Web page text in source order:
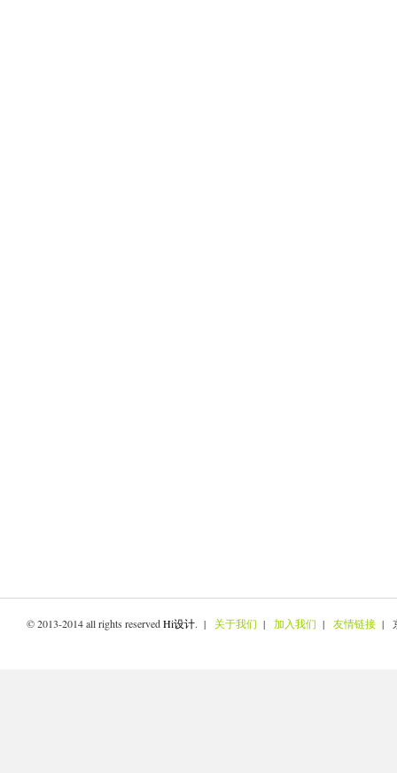
© 2013-2014 all rights reservedHi设计. | 关于我们 | 加入我们 | 友情链接 |